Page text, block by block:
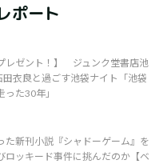
ポート
レゼント！】 ジュンク堂書店池
衣良と過ごす池袋ナイト「池袋
た30年」
た新刊小説『シャドーゲーム』を
ロッキード事件に挑んだのか【ベ